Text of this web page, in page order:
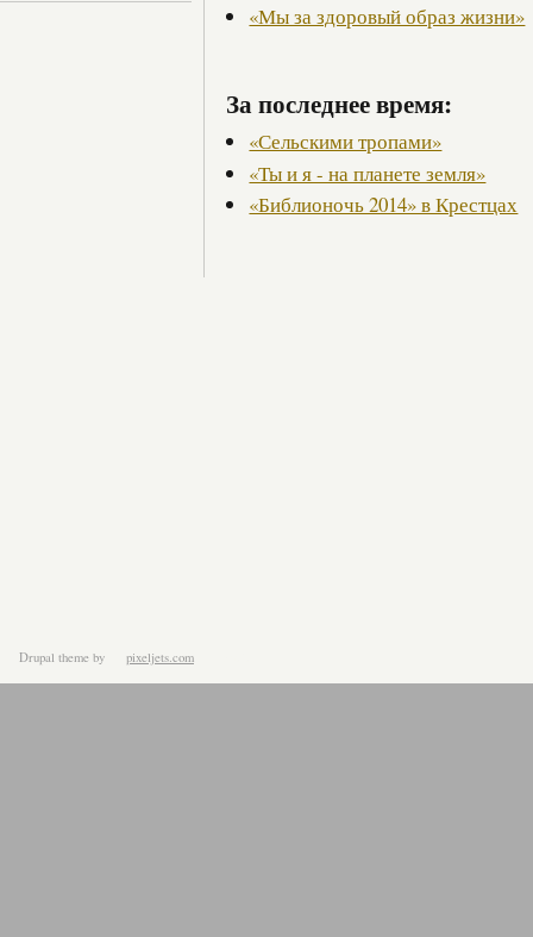
«Мы за здоровый образ жизни»
За последнее время:
«Сельскими тропами»
«Ты и я - на планете земля»
«Библионочь 2014» в Крестцах
Drupal theme by pixeljets.com